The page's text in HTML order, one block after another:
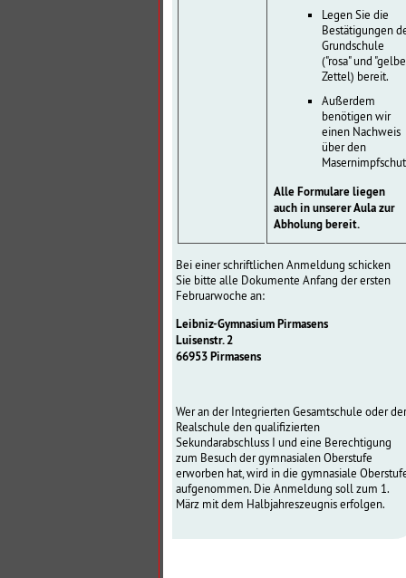
Legen Sie die
Bestätigungen
Grundschule
("rosa" und
Zettel) bereit.
Außerdem
benötigen wir
einen Nachweis
über den
Alle Formulare liegen
auch in unserer Aula zur
Abholung bereit.
Bei einer schriftlichen Anmeldung schicken
Sie bitte alle Dokumente Anfang der ersten
Februarwoche an:
Leibniz-Gymnasium Pirmasens
Luisenstr. 2
66953 Pirmasens
Wer an der Integrierten Gesamtschule oder der
Realschule den qualifizierten
Sekundarabschluss I und eine Berechtigung
zum Besuch der gymnasialen Oberstufe
erworben hat, wird in die gymnasiale
aufgenommen. Die Anmeldung soll zum 1.
März mit dem Halbjahreszeugnis erfolgen.